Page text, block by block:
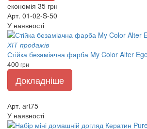
економія 35 грн
Арт. 01-02-S-50
У наявності
ХІТ продажів
Стійка безаміачна фарба My Color Alter
400 грн
Докладніше
Арт. art75
У наявності